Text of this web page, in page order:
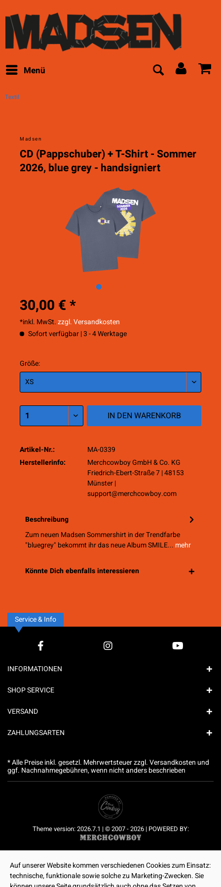
Menü
Textil
Madsen
CD (Pappschuber) + T-Shirt - Sommer
2026, blue grey - handsigniert
30,00 € *
*inkl. MwSt.zzgl. Versandkosten
Sofort verfügbar | 3 - 4 Werktage
Größe:
IN DEN WARENKORB
Artikel-Nr.:
MA-0339
Herstellerinfo:
Merchcowboy GmbH & Co. KG
Friedrich-Ebert-Straße 7 | 48153
Münster |
support@merchcowboy.com
Beschreibung
Zum neuen Madsen Sommershirt in der Trendfarbe
"bluegrey" bekommt ihr das neue Album SMILE... mehr
Könnte Dich ebenfalls interessieren
Service & Info
INFORMATIONEN
SHOP SERVICE
VERSAND
ZAHLUNGSARTEN
* Alle Preise inkl. gesetzl. Mehrwertsteuer zzgl.Versandkosten und
ggf. Nachnahmegebühren, wenn nicht anders beschrieben
Theme version: 2026.7.1 | © 2007 - 2026 | POWERED BY:
Auf unserer Website kommen verschiedenen Cookies zum Einsatz:
technische, funktionale sowie solche zu Marketing-Zwecken. Sie